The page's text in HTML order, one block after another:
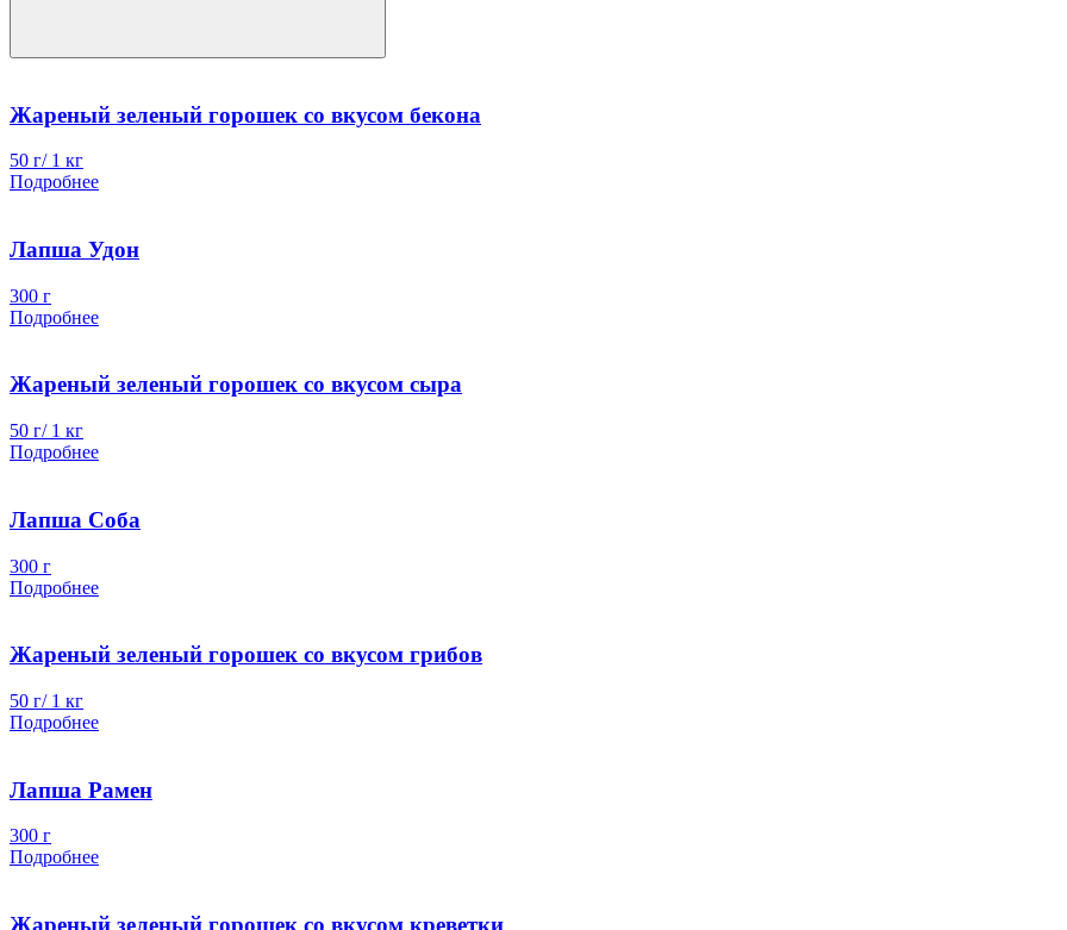
Жареный зеленый горошек со вкусом бекона
50 г/ 1 кг
Подробнее
Лапша Удон
300 г
Подробнее
Жареный зеленый горошек со вкусом сыра
50 г/ 1 кг
Подробнее
Лапша Соба
300 г
Подробнее
Жареный зеленый горошек со вкусом грибов
50 г/ 1 кг
Подробнее
Лапша Рамен
300 г
Подробнее
Жареный зеленый горошек со вкусом креветки